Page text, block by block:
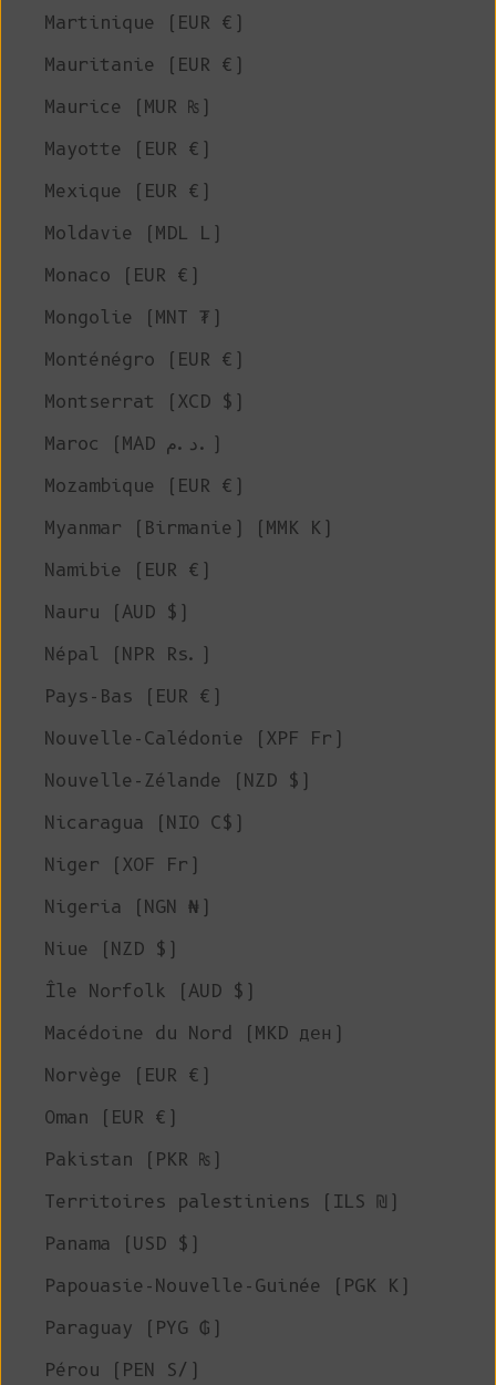
Martinique (EUR €)
Mauritanie (EUR €)
Maurice (MUR ₨)
Mayotte (EUR €)
Mexique (EUR €)
Moldavie (MDL L)
Monaco (EUR €)
Mongolie (MNT ₮)
Monténégro (EUR €)
Montserrat (XCD $)
Maroc (MAD د.م.)
Mozambique (EUR €)
Myanmar (Birmanie) (MMK K)
Namibie (EUR €)
Nauru (AUD $)
Népal (NPR Rs.)
Pays-Bas (EUR €)
Nouvelle-Calédonie (XPF Fr)
Nouvelle-Zélande (NZD $)
Nicaragua (NIO C$)
Niger (XOF Fr)
Nigeria (NGN ₦)
Niue (NZD $)
Île Norfolk (AUD $)
Macédoine du Nord (MKD ден)
Norvège (EUR €)
Oman (EUR €)
Pakistan (PKR ₨)
Territoires palestiniens (ILS ₪)
Panama (USD $)
Papouasie-Nouvelle-Guinée (PGK K)
Paraguay (PYG ₲)
Pérou (PEN S/)